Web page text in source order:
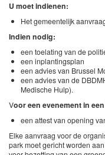
U moet indienen:
Het gemeentelijk
Indien nodig:
een toelating van de
een inplantingsplan
een advies van Brussel
een advies van de
Medische Hulp).
Voor een evenement in
een attest van opening
Elke aanvraag voor de
park moet gericht worden